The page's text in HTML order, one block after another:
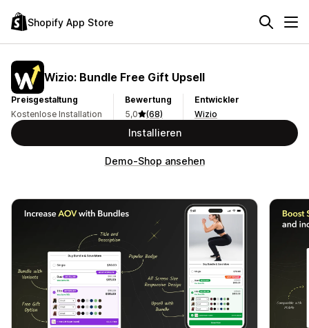
Shopify App Store
Wizio: Bundle Free Gift Upsell
Preisgestaltung
Kostenlose Installation
Bewertung
5,0
(68)
Entwickler
Wizio
Installieren
Demo-Shop ansehen